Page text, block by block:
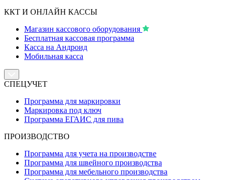
ККТ И ОНЛАЙН КАССЫ
Магазин кассового оборудования
Бесплатная кассовая программа
Касса на Андроид
Мобильная касса
СПЕЦУЧЕТ
Программа для маркировки
Маркировка под ключ
Программа ЕГАИС для пива
ПРОИЗВОДСТВО
Программа для учета на производстве
Программа для швейного производства
Программа для мебельного производства